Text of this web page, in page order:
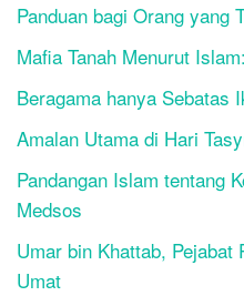
Panduan bagi Orang yang
Mafia Tanah Menurut
Beragama hanya Sebatas
Amalan Utama di Hari
Pandangan Islam tentang
Medsos
Umar bin Khattab,
Umat